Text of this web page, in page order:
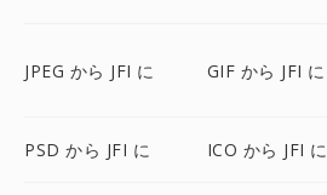
JPEG から JFI に GIF から JFI に
PSD から JFI に ICO から JFI に